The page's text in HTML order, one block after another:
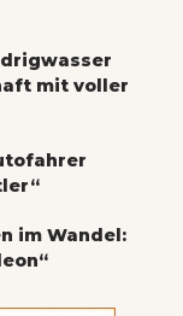
mit voller
im Wandel: